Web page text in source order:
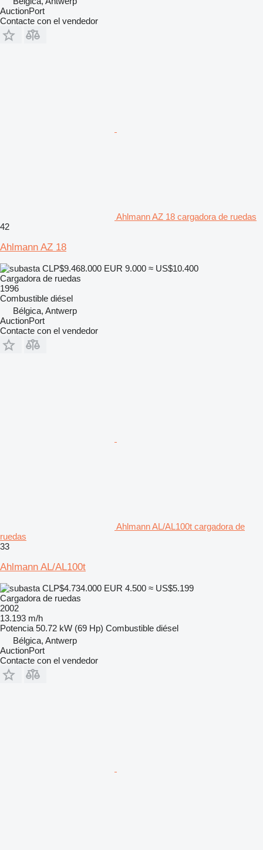
AuctionPort
Contacte con el vendedor
Ahlmann AZ 18 cargadora de ruedas
42
Ahlmann AZ 18
CLP$9.468.000 EUR 9.000 ≈ US$10.400
Cargadora de ruedas
1996
Combustible diésel
Bélgica, Antwerp
AuctionPort
Contacte con el vendedor
Ahlmann AL/AL100t cargadora de
ruedas
33
Ahlmann AL/AL100t
CLP$4.734.000 EUR 4.500 ≈ US$5.199
Cargadora de ruedas
2002
13.193 m/h
Potencia 50.72 kW (69 Hp) Combustible diésel
Bélgica, Antwerp
AuctionPort
Contacte con el vendedor